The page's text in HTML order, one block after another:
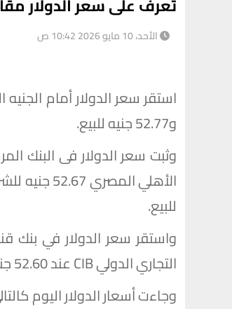
الأحد، 10 مايو 2026 10:42 ص
و52.77 جنيه للبيع.
للبيع.
التجاري الدولي CIB عند 52.60 جنيه للشراء و52.70 جنيه للبيع.
وجاءت أسعار الدولار اليوم